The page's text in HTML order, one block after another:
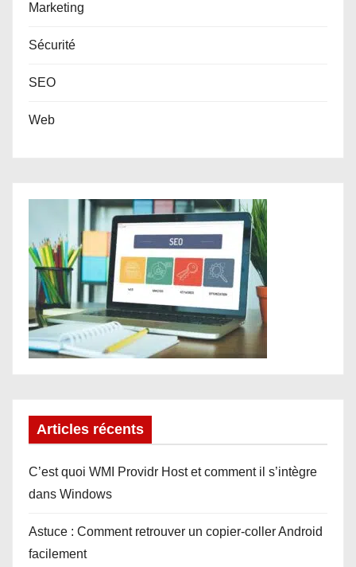
Marketing
Sécurité
SEO
Web
Articles récents
C’est quoi WMI Providr Host et comment il s’intègre
dans Windows
Astuce : Comment retrouver un copier-coller Android
facilement